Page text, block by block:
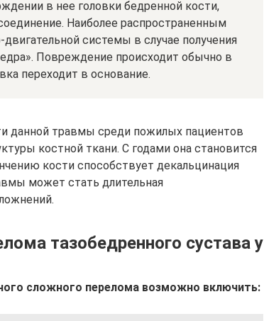
в нее головки бедренной кости,
Наиболее распространенным
системы в случае получения
Повреждение происходит обычно в
переходит в основание.
данной травмы среди пожилых пациентов
костной ткани. С годами она становится
кости способствует декальцинация
может стать длительная
тазобедренного сустава у
сложного перелома возможно включить: